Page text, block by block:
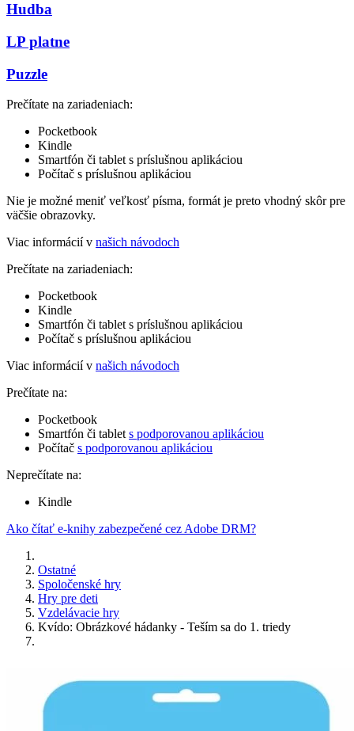
Hudba
LP platne
Puzzle
Prečítate na zariadeniach:
Pocketbook
Kindle
Smartfón či tablet s príslušnou aplikáciou
Počítač s príslušnou aplikáciou
Nie je možné meniť veľkosť písma, formát je preto vhodný skôr pre
väčšie obrazovky.
Viac informácií v našich návodoch
Prečítate na zariadeniach:
Pocketbook
Kindle
Smartfón či tablet s príslušnou aplikáciou
Počítač s príslušnou aplikáciou
Viac informácií v našich návodoch
Prečítate na:
Pocketbook
Smartfón či tablet s podporovanou aplikáciou
Počítač s podporovanou aplikáciou
Neprečítate na:
Kindle
Ako čítať e-knihy zabezpečené cez Adobe DRM?
Ostatné
Spoločenské hry
Hry pre deti
Vzdelávacie hry
Kvído: Obrázkové hádanky - Teším sa do 1. triedy